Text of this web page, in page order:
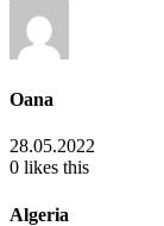
Oana
28.05.2022
0 likes this
Algeria